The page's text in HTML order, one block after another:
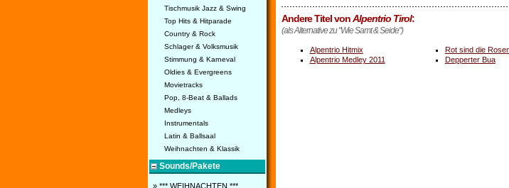
Tischmusik Jazz & Swing
Top Hits & Hitparade
Country & Rock
Schlager & Volksmusik
Stimmung & Karneval
Oldies & Evergreens
Movietracks
Pop, 8-Beat & Ballads
Medleys
Instrumentals
Latin & Ballsaal
Weihnachten & Klassik
Sounds/Pakete
» *** WEIHNACHTEN ***
Andere Titel vonAlpentrio Tirol:
(als Alternative zu "Wie Samt & Seide")
Alpentrio Hitmix Rot sind die
Alpentrio Medley 2011
Depperter Bua